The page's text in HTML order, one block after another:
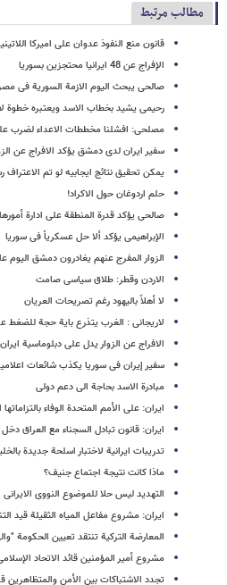
مطالب مرتبط
قانون منع النفوذ عدوان على امیرکا
الإفراج عن 48 ایرانیا محتجزین بسوریا
صالحی یبحث الیوم الازمة السوریة فی
رحیمی یشید بخطاب الاسد ویعتبره خطوة
مصلحی: افشلنا مخططات الاعداء لضرب
سفیر ایران لدى دمشق یؤکد الافراج عن
یمکن تحقیق نتائج ایجابیه لو تم الاعتراف
حلم اردوغان حول الاکراد!
صالحی یؤکد قدرة المنطقة على ادارة أمورها
الإبراهیمی یؤکد ألا حل عسکریاً فی سوریا
الزوار المفرج عنهم یغادرون دمشق الیوم
الاردن وقطر: طلاق سیاسی صامت
لا أهلاً بالیهود رغم تصریحات العریان
لاریجانی : الغرب یتذرع بایة حجة للضغط
الافراج عن الزوار یدل على دبلوماسیة
سفیر إیران فی سوریا یکذب شائعات
مبادرة الاسد بحاجة الى دعم دولی
ایران: على الأمم المتحدة الوفاء بالتزاماتها
ایران: قانون تبادل السجناء مع العراق دخل
تدریبات ایرانیة لاختبار اسلحة جدیدة
ماذا کانت نتیجة اجتماع جنیف؟
التهدید لیس حلا للموضوع النووی الایرانی
ایران: مشروع مفاعل المیاه الثقیلة قید
المعارضة الترکیة تنتقد تعیین الحکومة
مشروع أمیر المؤمنین قائد الاتحاد
تجدد الاشتباکات بین الأمن والمتظاهرین